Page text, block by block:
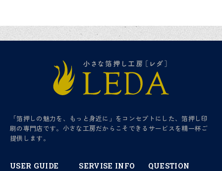
「箔押しの魅力を、もっと身近に」をコンセプトにした、箔押し印
刷の専門店です。小さな工房だからこそできるサービスを精一杯ご
提供します。
USER GUIDE SERVISE INFO QUESTION